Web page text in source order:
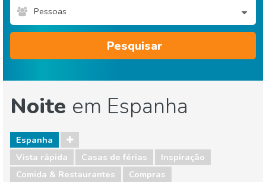
Pessoas
Pesquisar
Noite em Espanha
Espanha
Vista rápida
Casas de férias
Inspiração
Comida & Restaurantes
Compras